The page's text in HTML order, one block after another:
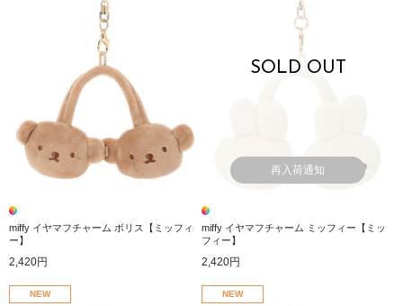
miffy イヤマフチャーム ボリス【ミッフィ
ー】
2,420円
SOLD OUT
再入荷通知
miffy イヤマフチャーム ミッフィー【ミッ
フィー】
2,420円
NEW NEW